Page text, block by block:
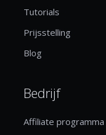
Tutorials
Prijsstelling
Blog
Bedrijf
Affiliate programma